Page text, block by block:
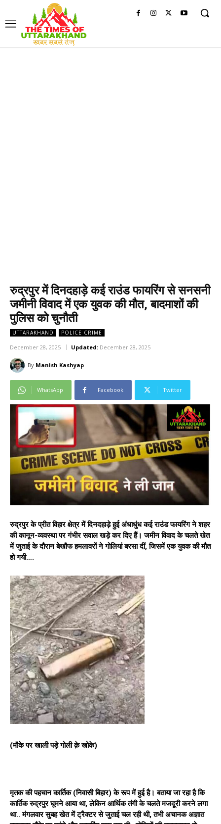
रुद्रपुर में दिनदहाड़े कई राउंड फायरिंग से सनसनी
जमीनी विवाद में एक युवक की मौत, बादमाशों की
पुलिस को चुनौती
UTTARAKHAND POLICE CRIME
December 28, 2025 Updated: December 28, 2025
By Manish Kashyap
WhatsApp Facebook Twitter
रुद्रपुर के प्रीत विहार क्षेत्र में दिनदहाड़े हुई अंधाधुंध कई राउंड फायरिंग ने शहर
की कानून-व्यवस्था पर गंभीर सवाल खड़े कर दिए हैं। जमीन विवाद के चलते खेत
में जुताई के दौरान बेखौफ हमलावरों ने गोलियां बरसा दीं, जिसमें एक युवक की मौत
हो गयी….
(मौके पर खाली पड़े गोली क़े खोके)
मृतक की पहचान कार्तिक (निवासी बिहार) के रूप में हुई है। बताया जा रहा है कि
कार्तिक रुद्रपुर घूमने आया था, लेकिन आर्थिक तंगी के चलते मजदूरी करने लगा
था.. मंगलवार सुबह खेत में ट्रैक्टर से जुताई चल रही थी, तभी अचानक अज्ञात